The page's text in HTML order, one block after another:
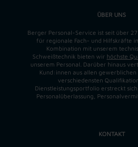
ÜBER UNS
Berger Personal-Service ist seit über
für regionale Fach- und Hilfskräfte
Kombination mit unserem
Schweißtechnik bieten wir höchste
unserem Personal. Darüber hinaus
Kund:innen aus allen
verschiedensten
Dienstleistungsportfolio erstreckt
Personalüberlassung,
KONTAKT